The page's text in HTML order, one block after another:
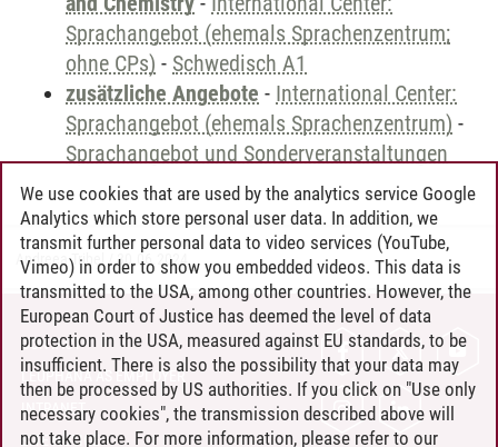
Sprachangebot (ehemals Sprachenzentrum;
ohne CPs) - Schwedisch A1
zusätzliche Angebote - International Center:
Sprachangebot (ehemals Sprachenzentrum) -
Sprachangebot und Sonderveranstaltungen
Andreea Tribel 30.06.2024
CONTACT
LEUPHANA AS EMPLOYER
INTRANET
SITE NOTICE
We use cookies that are used by the analytics service Google
Analytics which store personal user data. In addition, we
transmit further personal data to video services (YouTube,
Vimeo) in order to show you embedded videos. This data is
transmitted to the USA, among other countries. However, the
European Court of Justice has deemed the level of data
protection in the USA, measured against EU standards, to be
insufficient. There is also the possibility that your data may
then be processed by US authorities. If you click on "Use only
necessary cookies", the transmission described above will
not take place. For more information, please refer to our